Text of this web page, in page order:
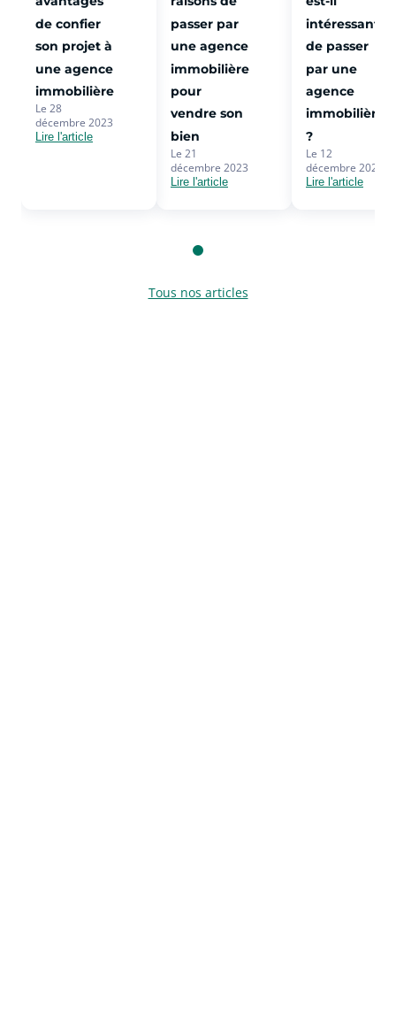
de confier
son projet à
une agence
immobilière
Le 28
décembre 2023
Lire l'article
passer par
une agence
immobilière
pour
vendre son
bien
Le 21
décembre 2023
Lire l'article
intéressant
de passer
par une
agence
immobilière
?
Le 12
décembre 2023
Lire l'article
Tous nos articles